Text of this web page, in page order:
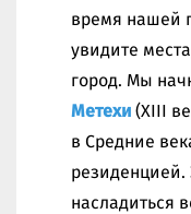
время нашей
увидите
город. Мы
Метехи (XIII
в Средние
резиденцией.
насладиться